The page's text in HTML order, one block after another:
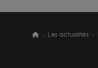
Les actualités